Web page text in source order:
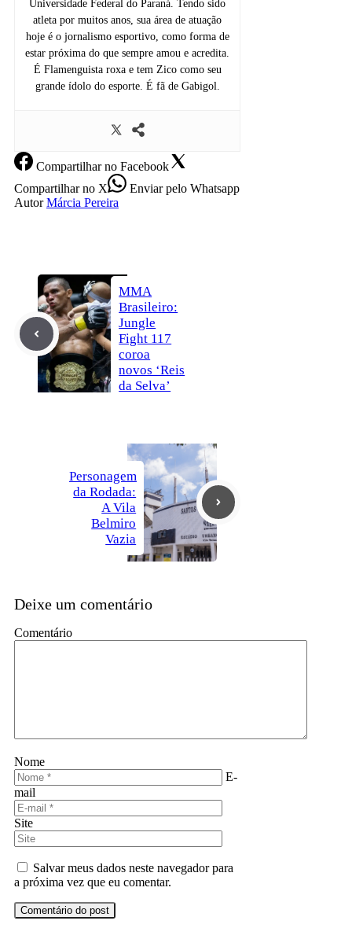
Universidade Federal do Paraná. Tendo sido
atleta por muitos anos, sua área de atuação
hoje é o jornalismo esportivo, como forma de
estar próxima do que sempre amou e acredita.
É Flamenguista roxa e tem Zico como seu
grande ídolo do esporte. É fã de Gabigol.
Compartilharno Facebook
Compartilharno X Enviarpelo Whatsapp
Autor Márcia Pereira
MMA
Brasileiro:
Jungle
Fight 117
coroa
novos ‘Reis
da Selva’
Personagem
da Rodada:
A Vila
Belmiro
Vazia
Deixe um comentário
Comentário
Nome
E-
mail
Site
Salvar meus dados neste navegador para
a próxima vez que eu comentar.